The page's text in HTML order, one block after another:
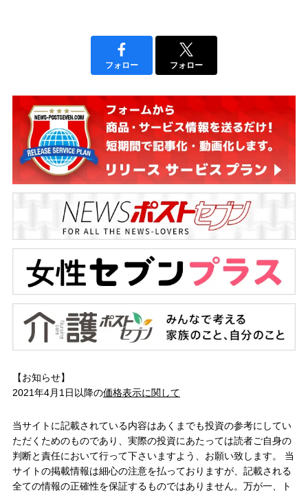
フォロー フォロー
【お知らせ】
2021年4月1日以降の価格表示に関して
当サイトに記載されている内容はあくまでも投資の参考にしてい
ただくためのものであり、実際の投資にあたっては読者ご自身の
判断と責任において行って下さいますよう、お願い致します。 当
サイトの掲載情報は細心の注意を払っておりますが、記載される
全ての情報の正確性を保証するものではありません。万が一、ト